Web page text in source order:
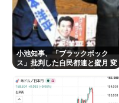
高橋名人「左手のバ
Powered by livedoor 相互
小池知事、「ブラックボック
ス」批判した自民都連と蜜月 変